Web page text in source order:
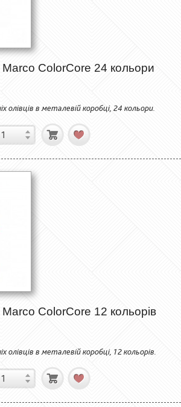
Marco ColorCore 24 кольори
олівців в металевій коробці, 24 кольори.
Marco ColorCore 12 кольорів
олівців в металевій коробці, 12 кольорів.